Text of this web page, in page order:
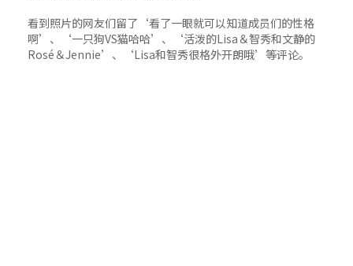
看到照片的网友们留了‘看了一眼就可以知道成员们的性格
啊’、‘一只狗VS猫哈哈’、‘活泼的Lisa＆智秀和文静的
Rosé＆Jennie’、‘Lisa和智秀很格外开朗哦’等评论。